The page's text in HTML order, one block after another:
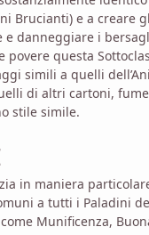
Brucianti) e a creare
danneggiare i
povere questa
simili a quelli
di altri cartoni,
stile simile.
in maniera
a tutti i Paladini
Munificenza,